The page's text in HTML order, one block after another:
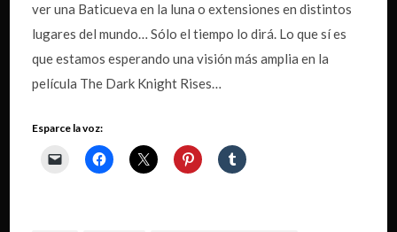
ver una Baticueva en la luna o extensiones en distintos
lugares del mundo… Sólo el tiempo lo dirá. Lo que sí es
que estamos esperando una visión más amplia en la
película The Dark Knight Rises…
Esparce la voz: